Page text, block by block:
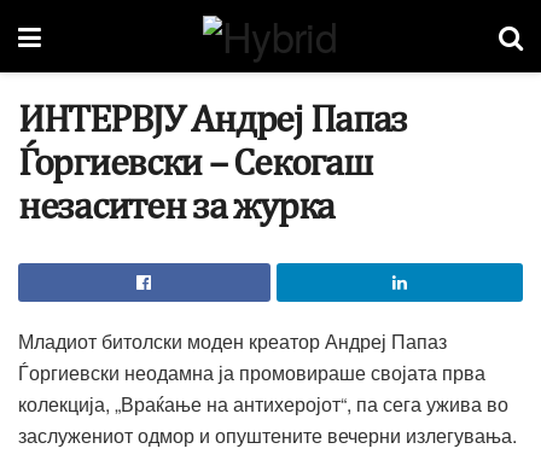
ИНТЕРВЈУ Андреј Папаз
Ѓоргиевски – Секогаш
незаситен за журка
Младиот битолски моден креатор Андреј Папаз
Ѓоргиевски неодамна ја промовираше својата прва
колекција, „Враќање на антихеројот“, па сега ужива во
заслужениот одмор и опуштените вечерни излегувања.